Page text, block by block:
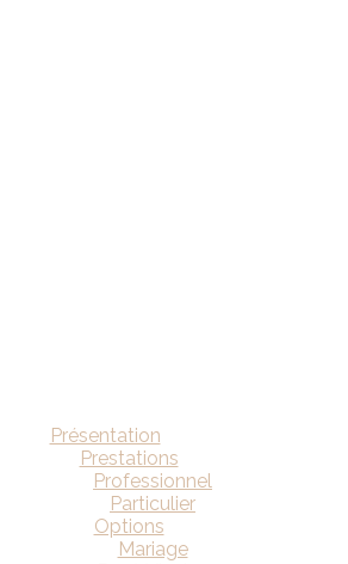
Présentation
Prestations
Professionnel
Particulier
Options
Mariage